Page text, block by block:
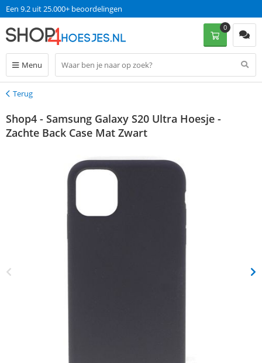
Een 9.2 uit 25.000+ beoordelingen
Menu
0
Terug
Terug
Shop4 - Samsung Galaxy S20 Ultra Hoesje -
Zachte Back Case Mat Zwart